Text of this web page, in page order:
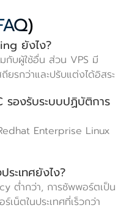
ยังไง?
กับผู้ใช้อื่น ส่วน VPS มี
ยรกว่าและปรับแต่งได้อิสระ
รองรับระบบปฏิบัติการ
Enterprise Linux
ระเทศยังไง?
ต่ำกว่า, การซัพพอร์ตเป็น
เน็ตในประเทศที่เร็วกว่า